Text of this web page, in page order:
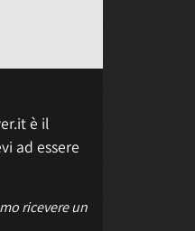
è il
ad essere
ricevere un